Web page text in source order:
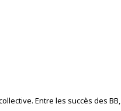
Entre les succès des BB,